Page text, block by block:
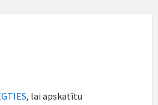
, lai apskatītu